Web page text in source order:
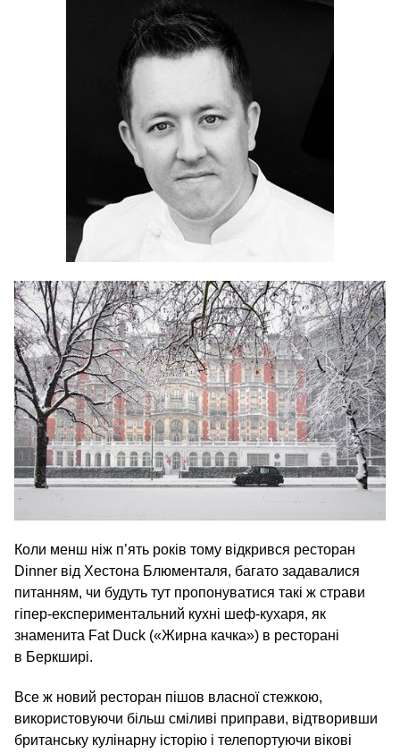
Коли менш ніж п’ять років тому відкрився ресторан
Dinner від Хестона Блюменталя, багато задавалися
питанням, чи будуть тут пропонуватися такі ж страви
гіпер-експериментальний кухні шеф-кухаря, як
знаменита Fat Duck («Жирна качка») в ресторані
в Беркширі.
Все ж новий ресторан пішов власної стежкою,
використовуючи більш сміливі приправи, відтворивши
британську кулінарну історію і телепортуючи вікові